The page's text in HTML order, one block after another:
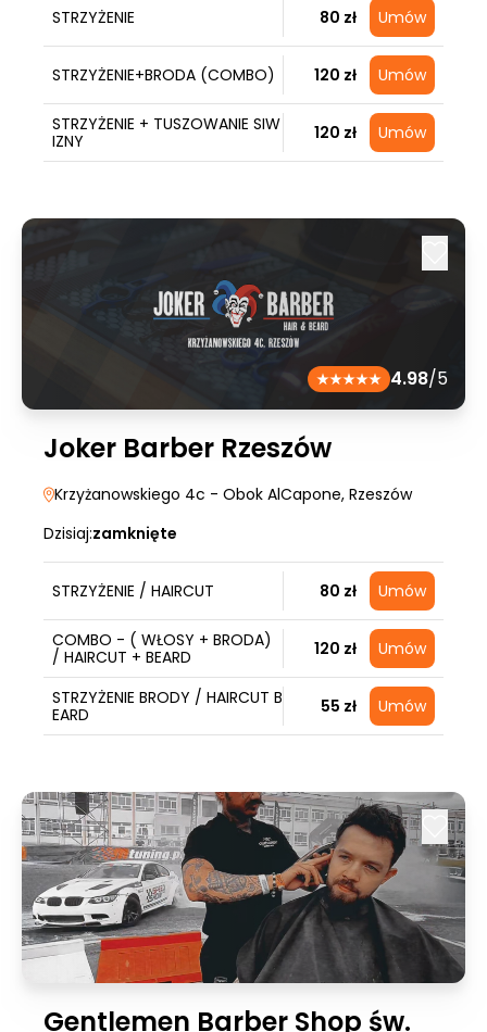
STRZYŻENIE 80 zł Umów
STRZYŻENIE+BRODA (COMBO) 120 zł Umów
STRZYŻENIE + TUSZOWANIE SIW
IZNY
120 zł Umów
4.98/5
Joker Barber Rzeszów
Krzyżanowskiego 4c - Obok AlCapone, Rzeszów
Dzisiaj:zamknięte
STRZYŻENIE / HAIRCUT 80 zł Umów
COMBO - ( WŁOSY + BRODA)
/ HAIRCUT + BEARD
120 zł Umów
STRZYŻENIE BRODY / HAIRCUT B
EARD
55 zł Umów
Gentlemen Barber Shop św.